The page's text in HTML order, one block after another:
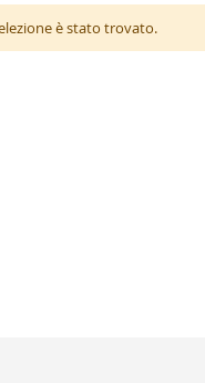
è stato trovato.